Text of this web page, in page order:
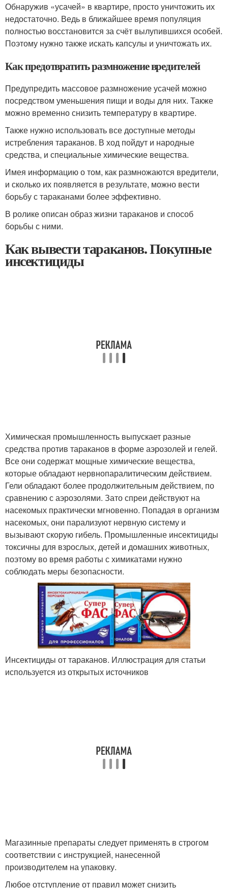
Обнаружив «усачей» в квартире, просто уничтожить их
недостаточно. Ведь в ближайшее время популяция
полностью восстановится за счёт вылупившихся особей.
Поэтому нужно также искать капсулы и уничтожать их.
Как предотвратить размножение вредителей
Предупредить массовое размножение усачей можно
посредством уменьшения пищи и воды для них. Также
можно временно снизить температуру в квартире.
Также нужно использовать все доступные методы
истребления тараканов. В ход пойдут и народные
средства, и специальные химические вещества.
Имея информацию о том, как размножаются вредители,
и сколько их появляется в результате, можно вести
борьбу с тараканами более эффективно.
В ролике описан образ жизни тараканов и способ
борьбы с ними.
Как вывести тараканов. Покупные
инсектициды
Химическая промышленность выпускает разные
средства против тараканов в форме аэрозолей и гелей.
Все они содержат мощные химические вещества,
которые обладают нервнопаралитическим действием.
Гели обладают более продолжительным действием, по
сравнению с аэрозолями. Зато спреи действуют на
насекомых практически мгновенно. Попадая в организм
насекомых, они парализуют нервную систему и
вызывают скорую гибель. Промышленные инсектициды
токсичны для взрослых, детей и домашних животных,
поэтому во время работы с химикатами нужно
соблюдать меры безопасности.
Инсектициды от тараканов. Иллюстрация для статьи
используется из открытых источников
Магазинные препараты следует применять в строгом
соответствии с инструкцией, нанесенной
производителем на упаковку.
Любое отступление от правил может снизить